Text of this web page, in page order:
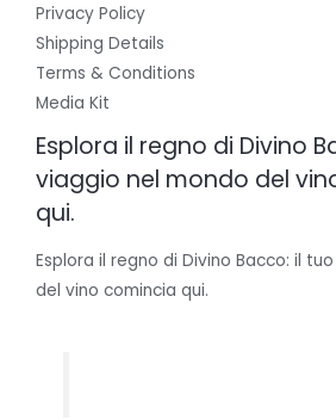
Privacy Policy
Shipping Details
Terms & Conditions
Media Kit
Esplora il regno di Divino
viaggio nel mondo del
qui.
Esplora il regno di Divino Bacco: il
del vino comincia qui.